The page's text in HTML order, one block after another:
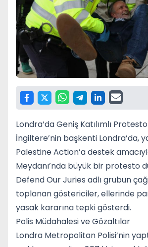
Londra’da Geniş Katılımlı Protesto
İngiltere’nin başkenti Londra’da,
Palestine Action’a destek
Meydanı’nda büyük bir protesto
Defend Our Juries adlı grubun
toplanan göstericiler, ellerinde
yasak kararına tepki gösterdi.
Polis Müdahalesi ve Gözaltılar
Londra Metropolitan Polisi’nin